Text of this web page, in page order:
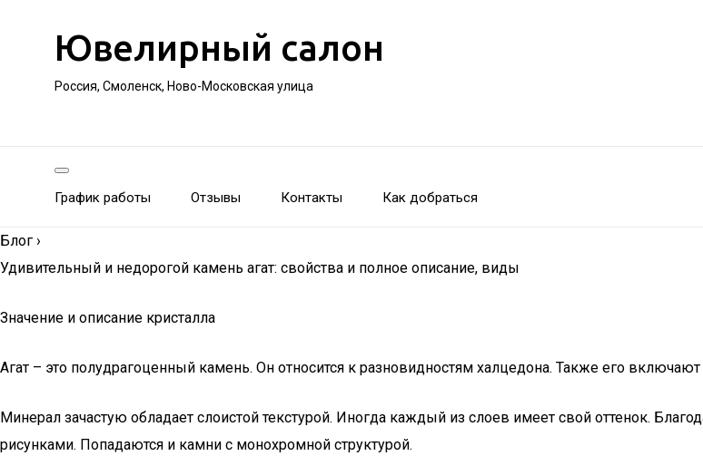
Ювелирный салон
Россия, Смоленск, Ново-Московская улица
График работы Отзывы Контакты Как добраться
Блог ›
Удивительный и недорогой камень агат: свойства и полное описание, виды
Значение и описание кристалла
Агат – это полудрагоценный камень. Он относится к разновидностям халцедона. Также его
Минерал зачастую обладает слоистой текстурой. Иногда каждый из слоев имеет свой оттенок.
рисунками. Попадаются и камни с монохромной структурой.